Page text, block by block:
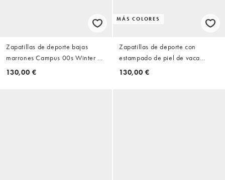
Zapatillas de deporte bajas
marrones Campus 00s Winter de
adidas Originals
130,00 €
MÁS COLORES
Zapatillas de deporte con
estampado de piel de vaca
Samba LT de adidas Originals
130,00 €